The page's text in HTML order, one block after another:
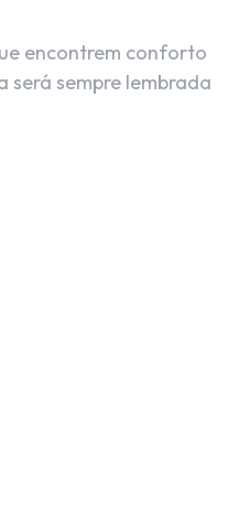
encontrem conforto
será sempre lembrada